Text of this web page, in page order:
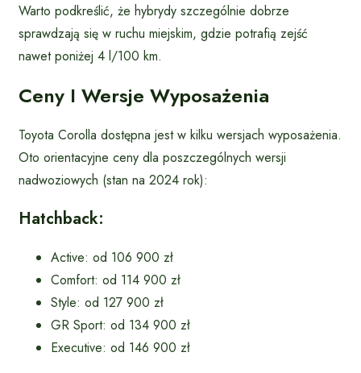
Warto podkreślić, że hybrydy szczególnie dobrze
sprawdzają się w ruchu miejskim, gdzie potrafią zejść
nawet poniżej 4 l/100 km.
Ceny I Wersje Wyposażenia
Toyota Corolla dostępna jest w kilku wersjach wyposażenia.
Oto orientacyjne ceny dla poszczególnych wersji
nadwoziowych (stan na 2024 rok):
Hatchback:
Active: od 106 900 zł
Comfort: od 114 900 zł
Style: od 127 900 zł
GR Sport: od 134 900 zł
Executive: od 146 900 zł